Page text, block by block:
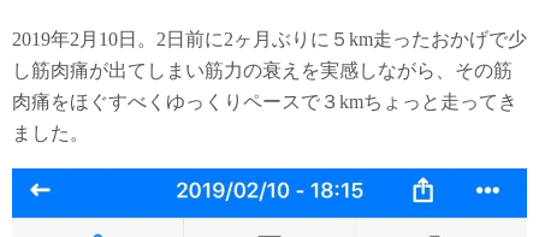
2019年2月10日。2日前に2ヶ月ぶりに５km走ったおかげで少
し筋肉痛が出てしまい筋力の衰えを実感しながら、その筋
肉痛をほぐすべくゆっくりペースで３kmちょっと走ってき
ました。